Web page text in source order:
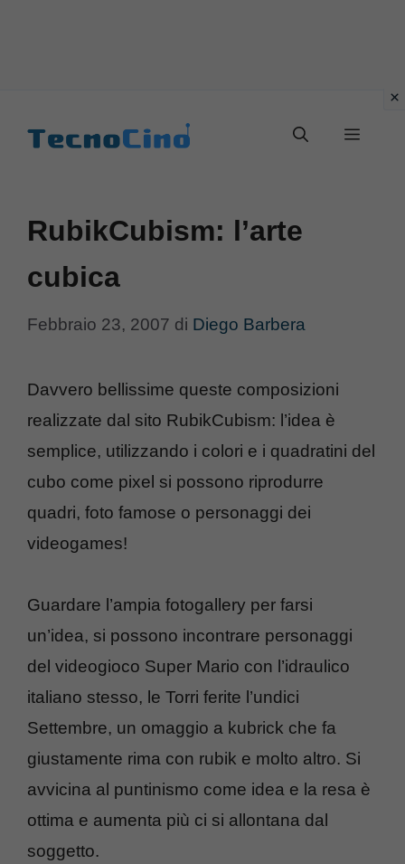
Menu
RubikCubism: l’arte
cubica
Febbraio 23, 2007 di Diego Barbera
Davvero bellissime queste composizioni
realizzate dal sito RubikCubism: l’idea è
semplice, utilizzando i colori e i quadratini del
cubo come pixel si possono riprodurre
quadri, foto famose o personaggi dei
videogames!
Guardare l’ampia fotogallery per farsi
un’idea, si possono incontrare personaggi
del videogioco Super Mario con l’idraulico
italiano stesso, le Torri ferite l’undici
Settembre, un omaggio a kubrick che fa
giustamente rima con rubik e molto altro. Si
avvicina al puntinismo come idea e la resa è
ottima e aumenta più ci si allontana dal
soggetto.